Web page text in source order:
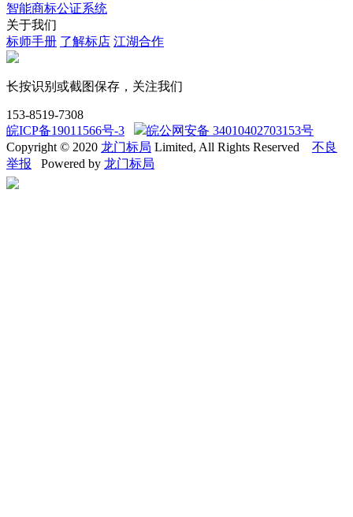
智能商标公证系统
关于我们
标师手册 了解标店 江湖合作
长按识别或截图保存，关注我们
153-8519-7308
皖ICP备19011566号-3
皖公网安备 34010402703153号
Copyright © 2020 龙门标局 Limited, All Rights Reserved 不良
举报 Powered by 龙门标局